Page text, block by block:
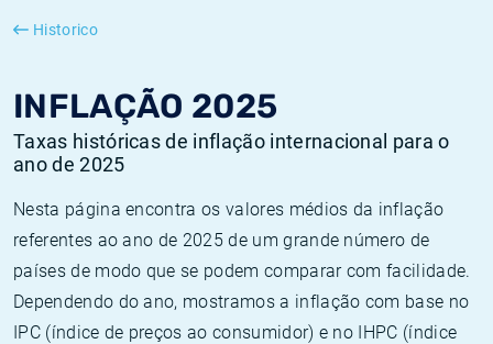
Historico
INFLAÇÃO 2025
Taxas históricas de inflação internacional para o
ano de 2025
Nesta página encontra os valores médios da inflação
referentes ao ano de 2025 de um grande número de
países de modo que se podem comparar com facilidade.
Dependendo do ano, mostramos a inflação com base no
IPC (índice de preços ao consumidor) e no IHPC (índice
SONIA
Inflação Europa
Taxas TONAR históricas